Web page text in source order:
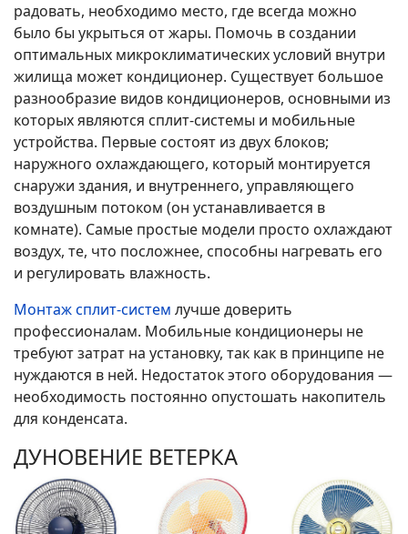
радовать, необходимо место, где всегда можно
было бы укрыться от жары. Помочь в создании
оптимальных микроклиматических условий внутри
жилища может кондиционер. Существует большое
разнообразие видов кондиционеров, основными из
которых являются сплит-системы и мобильные
устройства. Первые состоят из двух блоков;
наружного охлаждающего, который монтируется
снаружи здания, и внутреннего, управляющего
воздушным потоком (он устанавливается в
комнате). Самые простые модели просто охлаждают
воздух, те, что посложнее, способны нагревать его
и регулировать влажность.
Монтаж сплит-систем лучше доверить
профессионалам. Мобильные кондиционеры не
требуют затрат на установку, так как в принципе не
нуждаются в ней. Недостаток этого оборудования —
необходимость постоянно опустошать накопитель
для конденсата.
ДУНОВЕНИЕ ВЕТЕРКА